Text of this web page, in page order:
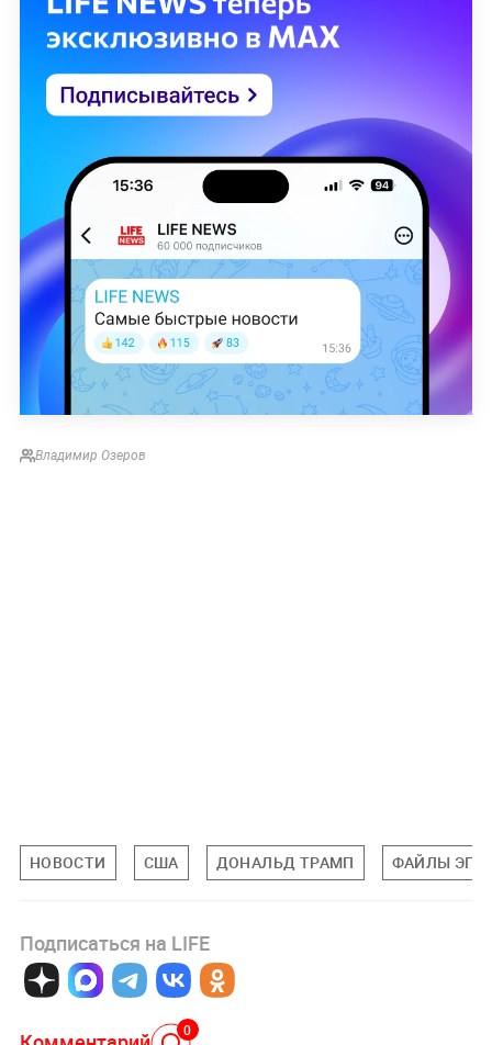
Владимир Озеров
НОВОСТИ США ДОНАЛЬД ТРАМП ФАЙЛЫ
Подписаться на LIFE
0